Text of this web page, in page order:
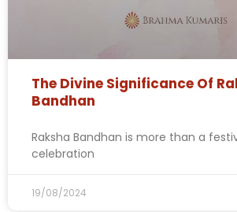
The Divine Significance Of
Bandhan
Raksha Bandhan is more than a
celebration
19/08/2024